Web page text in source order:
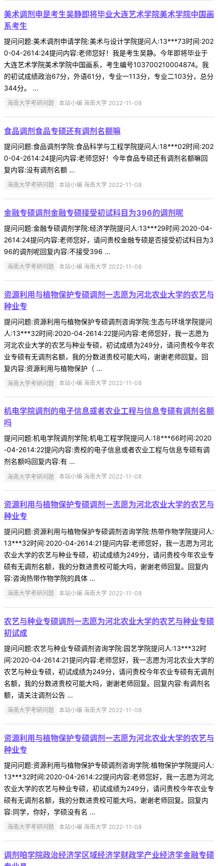
美术调剂申是考生吴静即将毕业大连艺术学院美术学院中国画
系考生
提问问题:美术调剂申请学院:美术与设计学院提问人:13***73时间:202
0-04-2614:24提问内容:老师您好！我是考生吴静。今年即将毕业于
大连艺术学院美术学院中国画系，考生编号103700210004874。我
的初试成绩政治67分，外语61分，专业一113分，专业二103分，总分
344分。 ...
海南大学考研问题 本站小编 海南大学 2022-11-08
食品调剂食品专硕还有调剂名额嘛
提问问题:食品调剂学院:食品科学与工程学院提问人:18***02时间:202
0-04-2614:24提问内容:老师您好！今年食品专硕还有调剂名额嘛回
复内容:没有调剂名额 ...
海南大学考研问题 本站小编 海南大学 2022-11-08
金融专硕调剂金融专硕接受初试科目为396的调剂呢
提问问题:金融专硕调剂学院:经济学院提问人:13***29时间:2020-04-
2614:24提问内容:老师您好，请问贵校金融专硕是否接受初试科目为3
96的调剂呢回复内容:不接受396 ...
海南大学考研问题 本站小编 海南大学 2022-11-08
资源利用与植物保护专硕调剂一志愿为河北农业大学的农艺与
种业专
提问问题:资源利用与植物保护专硕调剂咨询学院:生态与环境学院提问
人:13***32时间:2020-04-2614:22提问内容:老师您好，我一志愿为
河北农业大学的农艺与种业专硕，初试成绩为249分，请问贵校今年农
业专硕有无调剂名额，我的分数进贵校可能大吗，谢谢老师回复。回
复内容:资源利用与植物保护（ ...
海南大学考研问题 本站小编 海南大学 2022-11-08
机电学院调剂的电子信息或者农业工程与信息专硕有调剂名额
吗
提问问题:机电学院调剂学院:机电工程学院提问人:18***66时间:2020
-04-2614:22提问内容:贵校的电子信息或者农业工程与信息专硕有调
剂名额吗回复内容:有 ...
海南大学考研问题 本站小编 海南大学 2022-11-08
资源利用与植物保护专硕调剂一志愿为河北农业大学的农艺与
种业专
提问问题:资源利用与植物保护专硕调剂咨询学院:热带作物学院提问人:
13***32时间:2020-04-2614:21提问内容:老师您好，我一志愿为河北
农业大学的农艺与种业专硕，初试成绩为249分，请问贵校今年农业专
硕有无调剂名额，我的分数进贵校可能大吗，谢谢老师回复。回复内
容:咨询热带作物学院的具体 ...
海南大学考研问题 本站小编 海南大学 2022-11-08
农艺与种业专硕调剂一志愿为河北农业大学的农艺与种业专硕
初试成
提问问题:农艺与种业专硕调剂咨询学院:园艺学院提问人:13***32时
间:2020-04-2614:21提问内容:老师您好，我一志愿为河北农业大学的
农艺与种业专硕，初试成绩为249分，请问贵校今年农业专硕有无调剂
名额，我的分数进贵校可能大吗，谢谢老师回复。回复内容:有调剂名
额，请关注调剂公告 ...
海南大学考研问题 本站小编 海南大学 2022-11-08
资源利用与植物保护专硕调剂一志愿为河北农业大学的农艺与
种业专
提问问题:资源利用与植物保护专硕调剂咨询学院:植物保护学院提问人:
13***32时间:2020-04-2614:22提问内容:老师您好，我一志愿为河北
农业大学的农艺与种业专硕，初试成绩为249分，请问贵校今年农业专
硕有无调剂名额，我的分数进贵校可能大吗，谢谢老师回复。回复内
容:同学，你好，学硕没有名 ...
海南大学考研问题 本站小编 海南大学 2022-11-08
调剂咱学院政治经济学区域经济学财政学产业经济学金融专硕